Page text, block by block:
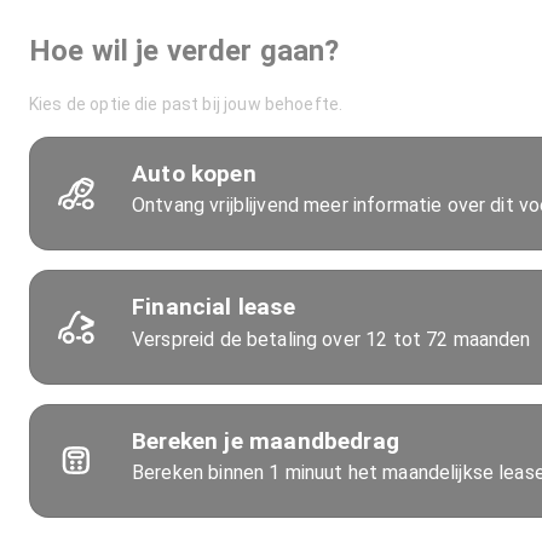
Hoe wil je verder gaan?
Kies de optie die past bij jouw behoefte.
Auto kopen
Ontvang vrijblijvend meer informatie over dit
Financial lease
Verspreid de betaling over 12 tot 72 maanden
Bereken je maandbedrag
Bereken binnen 1 minuut het maandelijkse